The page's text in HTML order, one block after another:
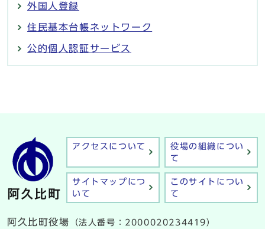
外国人登録
住民基本台帳ネットワーク
公的個人認証サービス
アクセスについて
役場の組織につい
て
サイトマップにつ
いて
このサイトについ
て
阿久比町役場 （法人番号：2000020234419）